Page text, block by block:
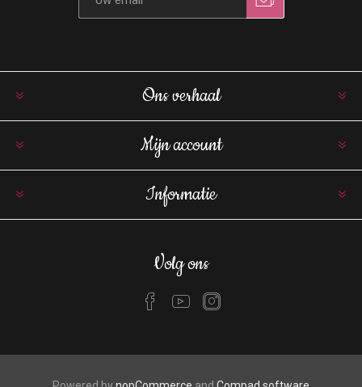
Ons verhaal
Mijn account
Informatie
Volg ons